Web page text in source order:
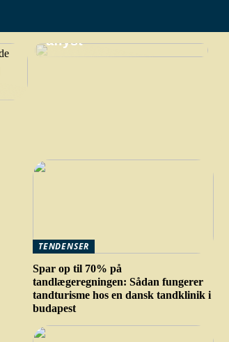
aflyst
TENDENSER
Spar op til 70% på
tandlægeregningen: Sådan fungerer
tandturisme hos en dansk tandklinik i
budapest